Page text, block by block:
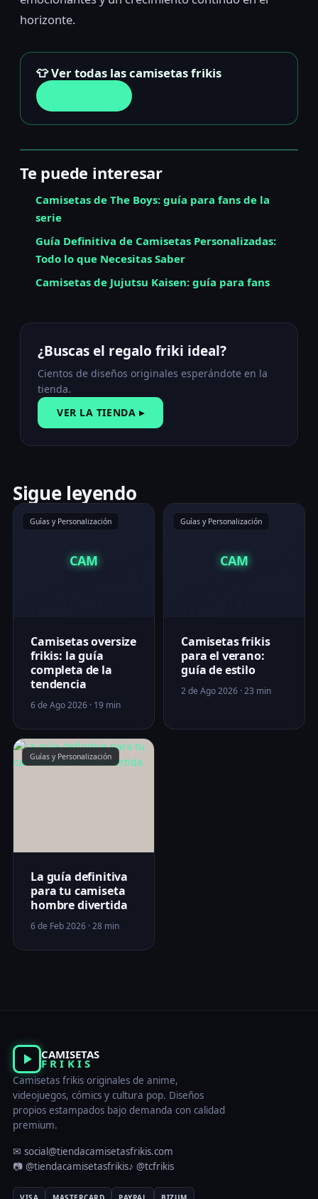
horizonte.
👕 Ver todas las camisetas frikis
Te puede interesar
Camisetas de The Boys: guía para fans de la
serie
Guía Definitiva de Camisetas Personalizadas:
Todo lo que Necesitas Saber
Camisetas de Jujutsu Kaisen: guía para fans
¿Buscas el regalo friki ideal?
Cientos de diseños originales esperándote en la
tienda.
VER LA TIENDA ▸
Sigue leyendo
CAM
Guías y Personalización
Camisetas oversize
frikis: la guía
completa de la
tendencia
6 de Ago 2026 · 19 min
CAM
Guías y Personalización
Camisetas frikis
para el verano:
guía de estilo
2 de Ago 2026 · 23 min
Guías y Personalización
La guía definitiva
para tu camiseta
hombre divertida
6 de Feb 2026 · 28 min
CAMISETAS
FRIKIS
Camisetas frikis originales de anime,
videojuegos, cómics y cultura pop. Diseños
propios estampados bajo demanda con calidad
premium.
✉ social@tiendacamisetasfrikis.com
📷 @tiendacamisetasfrikis♪ @tcfrikis